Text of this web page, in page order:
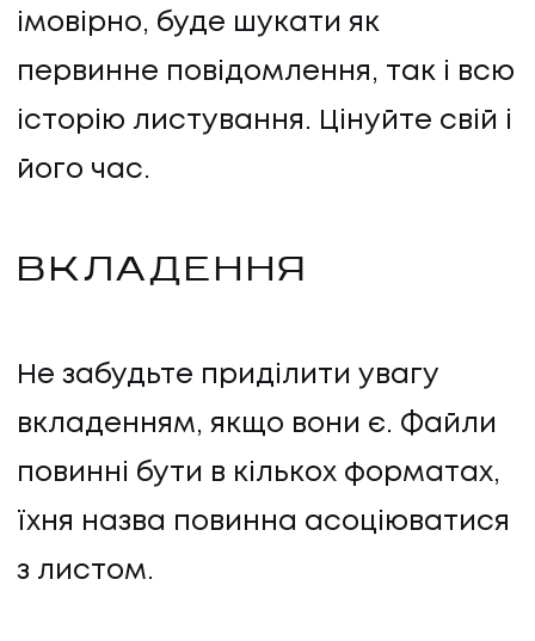
імовірно, буде шукати як
первинне повідомлення, так і всю
історію листування. Цінуйте свій і
його час.
ВКЛАДЕННЯ
Не забудьте приділити увагу
вкладенням, якщо вони є. Файли
повинні бути в кількох форматах,
їхня назва повинна асоціюватися
з листом.